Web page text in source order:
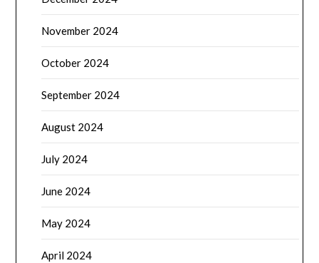
November 2024
October 2024
September 2024
August 2024
July 2024
June 2024
May 2024
April 2024